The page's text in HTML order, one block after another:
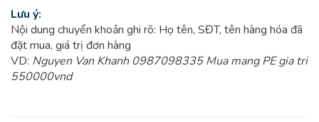
Lưu ý:
Nội dung chuyển khoản ghi rõ: Họ tên, SĐT, tên hàng hóa đã
đặt mua, giá trị đơn hàng
VD: Nguyen Van Khanh 0987098335 Mua mang PE gia tri
550000vnd